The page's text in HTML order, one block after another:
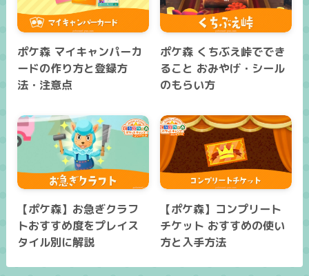
ポケ森 マイキャンパーカ
ードの作り方と登録方
法・注意点
ポケ森 くちぶえ峠ででき
ること おみやげ・シール
のもらい方
【ポケ森】お急ぎクラフ
トおすすめ度をプレイス
タイル別に解説
【ポケ森】コンプリート
チケット おすすめの使い
方と入手方法